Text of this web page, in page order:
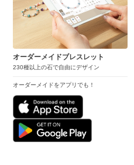
オーダーメイドブレスレット
230種以上の石で自由にデザイン
オーダーメイドをアプリでも！